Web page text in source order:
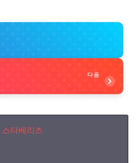
다음
스타베리즈